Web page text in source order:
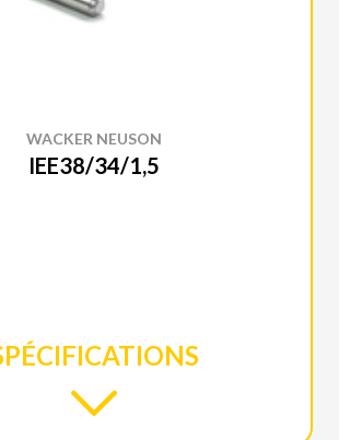
WACKER NEUSON
IEE38/34/1,5